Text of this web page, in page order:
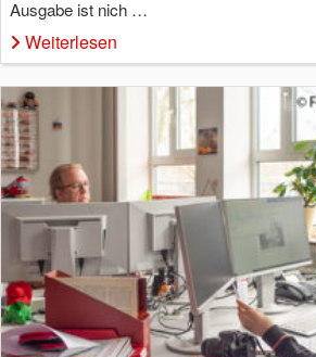
Ausgabe ist nich …
Weiterlesen